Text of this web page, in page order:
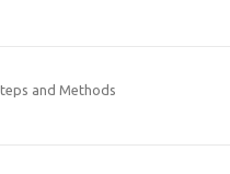
and Methods